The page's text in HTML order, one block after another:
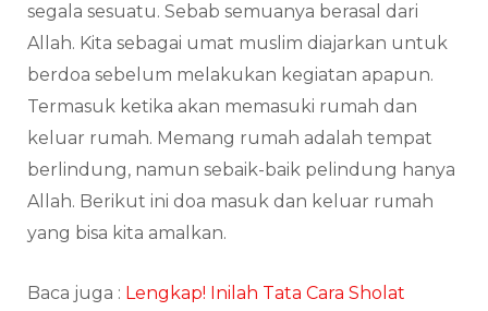
segala sesuatu. Sebab semuanya berasal dari
Allah. Kita sebagai umat muslim diajarkan untuk
berdoa sebelum melakukan kegiatan apapun.
Termasuk ketika akan memasuki rumah dan
keluar rumah. Memang rumah adalah tempat
berlindung, namun sebaik-baik pelindung hanya
Allah. Berikut ini doa masuk dan keluar rumah
yang bisa kita amalkan.
Baca juga : Lengkap! Inilah Tata Cara Sholat